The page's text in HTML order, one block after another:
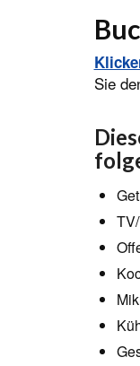
Sie